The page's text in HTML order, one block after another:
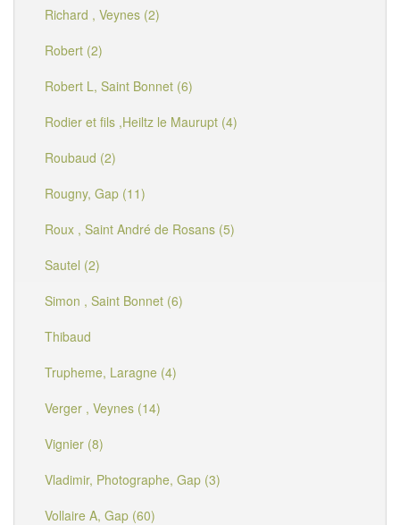
Richard , Veynes (2)
Robert (2)
Robert L, Saint Bonnet (6)
Rodier et fils ,Heiltz le Maurupt (4)
Roubaud (2)
Rougny, Gap (11)
Roux , Saint André de Rosans (5)
Sautel (2)
Simon , Saint Bonnet (6)
Thibaud
Trupheme, Laragne (4)
Verger , Veynes (14)
Vignier (8)
Vladimir, Photographe, Gap (3)
Vollaire A, Gap (60)